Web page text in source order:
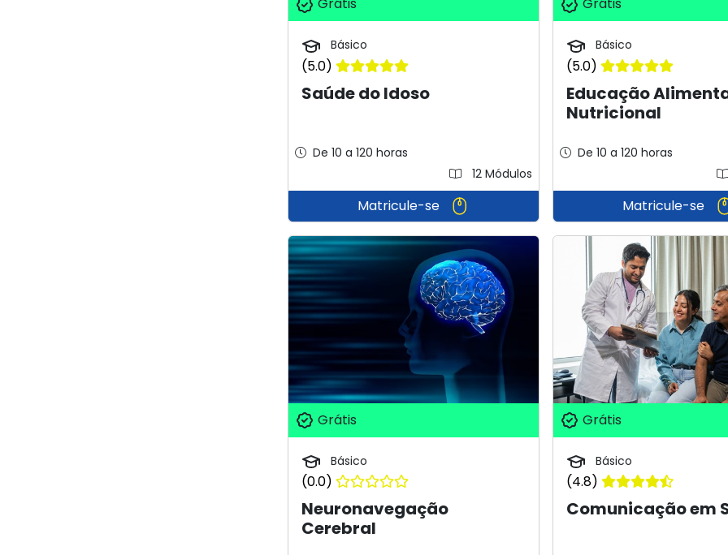
Grátis
Básico
(5.0)
Saúde do Idoso
De 10 a 120 horas
12 Módulos
Matricule-se
Grátis
Básico
(5.0)
Educação
Nutricional
De 10 a 120 horas
Matricule-se
Grátis
Básico
(0.0)
Neuronavegação
Cerebral
Grátis
Básico
(4.8)
Comunicação em